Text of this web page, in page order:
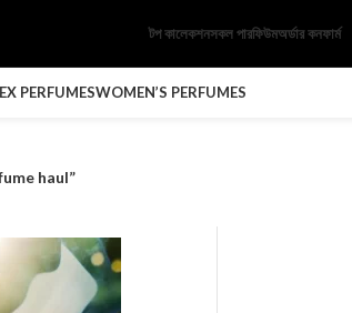
টপ কালেকশনসকল পারফিউমঅর্ডার কনফার্ম
PERFUMESWOMEN’S PERFUMES
haul”